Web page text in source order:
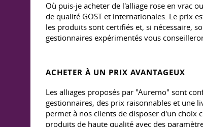
Où puis-je acheter de l'alliage rose en vrac
de qualité GOST et internationales. Le prix
les produits sont certifiés et, si nécessaire,
gestionnaires expérimentés vous
ACHETER À UN PRIX AVANTAGEUX
Les alliages proposés par "Auremo" sont
gestionnaires, des prix raisonnables et une
permet à nos clients de disposer d'un choix
produits de haute qualité avec des